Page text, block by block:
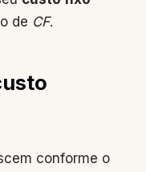
de CF.
conforme o